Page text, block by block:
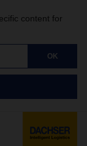
content for
OK